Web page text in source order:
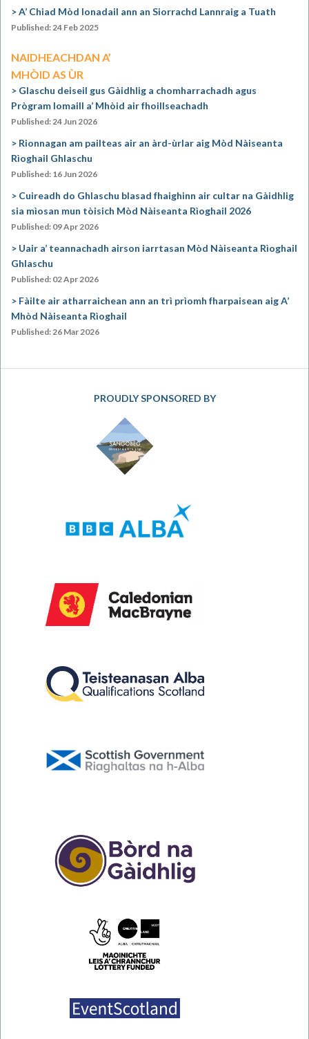
A’ Chiad Mòd Ionadail ann an Siorrachd Lannraig a Tuath
Published: 24 Feb 2025
NAIDHEACHDAN A’
MHÒID AS ÙR
Glaschu deiseil gus Gàidhlig a chomharrachadh agus
Prògram Iomaill a’ Mhòid air fhoillseachadh
Published: 24 Jun 2026
Rionnagan am pailteas air an àrd-ùrlar aig Mòd Nàiseanta
Rìoghail Ghlaschu
Published: 16 Jun 2026
Cuireadh do Ghlaschu blasad fhaighinn air cultar na Gàidhlig
sia mìosan mun tòisich Mòd Nàiseanta Rìoghail 2026
Published: 09 Apr 2026
Uair a’ teannachadh airson iarrtasan Mòd Nàiseanta Rìoghail
Ghlaschu
Published: 02 Apr 2026
Fàilte air atharraichean ann an trì prìomh fharpaisean aig A’
Mhòd Nàiseanta Rìoghail
Published: 26 Mar 2026
PROUDLY SPONSORED BY